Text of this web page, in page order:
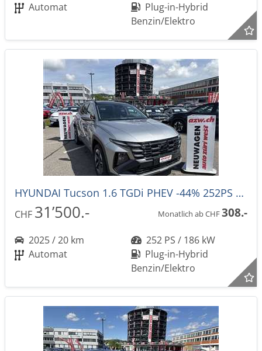
Automat
Plug-in-Hybrid
Benzin/Elektro
HYUNDAI Tucson 1.6 TGDi PHEV -44% 252PS Techno Sky 4WD Automat
CHF 31’500.- Monatlich ab CHF308.-
2025 / 20 km
252 PS / 186 kW
Automat
Plug-in-Hybrid
Benzin/Elektro